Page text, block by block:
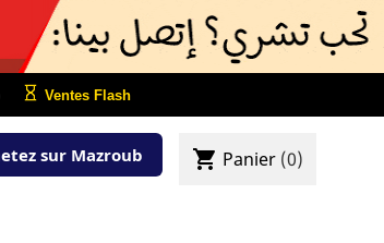
Ventes Flash
sur Mazroub shopping_cart Panier (0)